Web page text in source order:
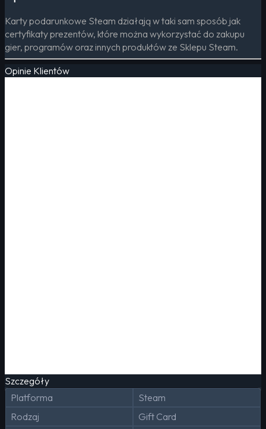
Karty podarunkowe Steam działają w taki sam sposób jak
certyfikaty prezentów, które można wykorzystać do zakupu
gier, programów oraz innych produktów ze Sklepu Steam.
Opinie Klientów
Szczegóły
Platforma
Steam
Rodzaj
Gift Card